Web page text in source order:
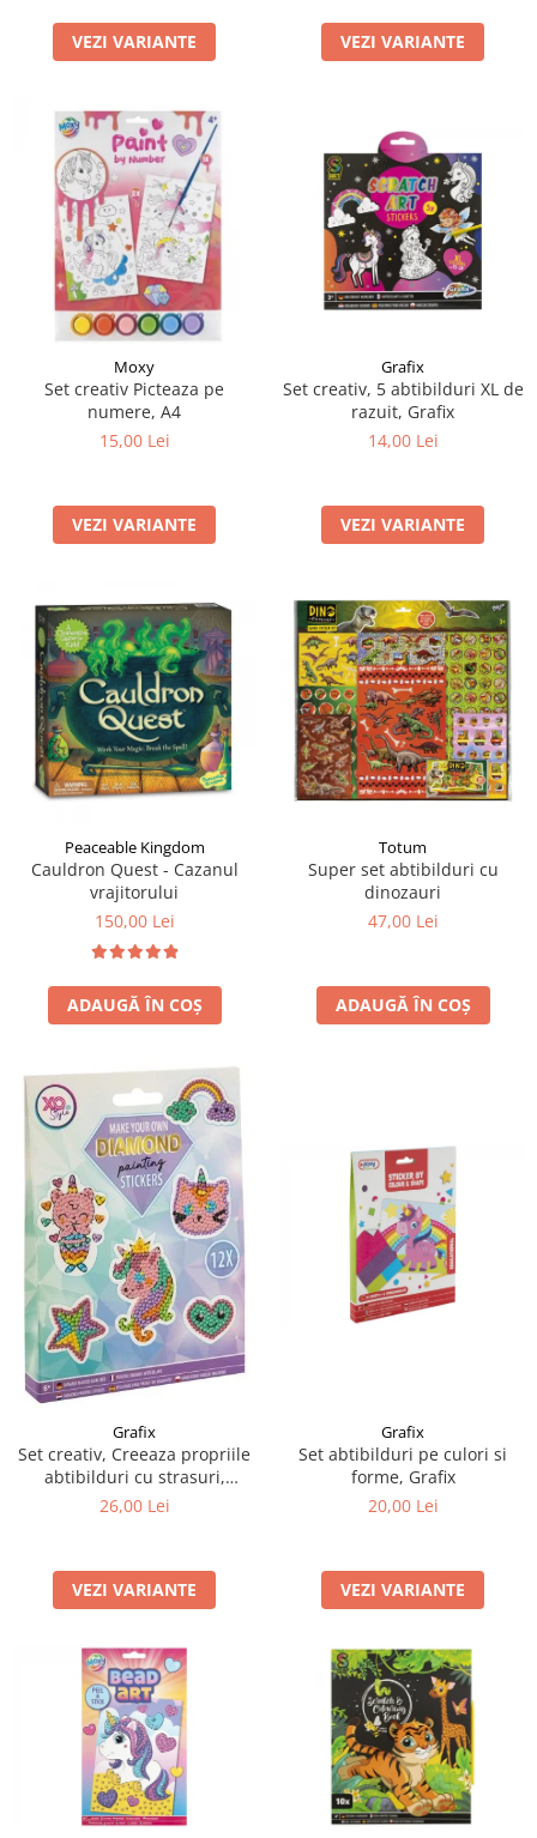
LEGO Art
LEGO Creator Expert
LEGO Ideas
LEGO Speed Champions
VEZI VARIANTE VEZI VARIANTE
Moxy
Set creativ Picteaza pe
numere, A4
15,00 Lei
VEZI VARIANTE
Grafix
Set creativ, 5 abtibilduri XL de
razuit, Grafix
14,00 Lei
VEZI VARIANTE
Peaceable Kingdom
Cauldron Quest - Cazanul
vrajitorului
150,00 Lei
ADAUGĂ ÎN COȘ
Totum
Super set abtibilduri cu
dinozauri
47,00 Lei
ADAUGĂ ÎN COȘ
Grafix
Set creativ, Creeaza propriile
abtibilduri cu strasuri,
Diamond paint stickers, Grafix
26,00 Lei
VEZI VARIANTE
Grafix
Set abtibilduri pe culori si
forme, Grafix
20,00 Lei
VEZI VARIANTE